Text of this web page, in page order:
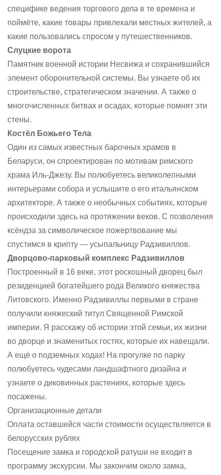
специфике ведения торгового дела в те времена и
поймёте, какие товары привлекали местных жителей, а
какие пользовались спросом у путешественников.
Слуцкие ворота
Памятник военной истории Несвижа и сохранившийся
элемент оборонительной системы. Вы узнаете об их
строительстве, стратегическом значении. А также о
многочисленных битвах и осадах, которые помнят эти
стены.
Костёл Божьего Тела
Один из самых известных барочных храмов в
Беларуси, он спроектирован по мотивам римского
храма Иль-Джезу. Вы полюбуетесь великолепными
интерьерами собора и услышите о его итальянском
архитекторе. А также о необычных событиях, которые
происходили здесь на протяжении веков. С позволения
ксёндза за символическое пожертвование мы
спустимся в крипту — усыпальницу Радзивиллов.
Дворцово-парковый комплекс Радзивиллов
Построенный в 16 веке, этот роскошный дворец был
резиденцией богатейшего рода Великого княжества
Литовского. Именно Радзивиллы первыми в стране
получили княжеский титул Священной Римской
империи. Я расскажу об истории этой семьи, их жизни
во дворце и знаменитых гостях, которые их навещали.
А ещё о подземных ходах! На прогулке по парку
полюбуетесь чудесами ландшафтного дизайна и
узнаете о диковинных растениях, которые здесь
посажены.
Организационные детали
Оплата оставшейся части стоимости осуществляется в
белорусских рублях
Посещение замка и городской ратуши не входит в
программу экскурсии. Мы закончим около замка,